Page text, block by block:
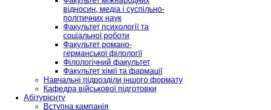
відносин, медіа і суспільно-
політичних наук
Факультет психології та
соціальної роботи
Факультет романо-
германської філології
Філологічний факультет
Факультет хімії та фармації
Навчальні підрозділи іншого формату
Кафедра військової підготовки
Абітурієнту
Вступна кампанія